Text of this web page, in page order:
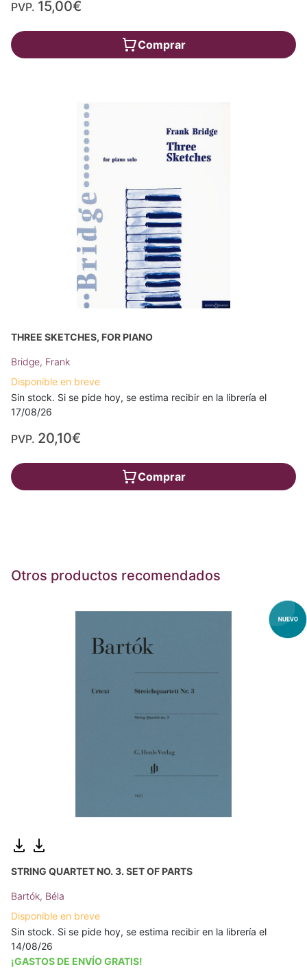
PVP. 15,00€
Comprar
THREE SKETCHES, FOR PIANO
Bridge, Frank
Disponible en breve
Sin stock. Si se pide hoy, se estima recibir en la librería el
17/08/26
PVP. 20,10€
Comprar
Otros productos recomendados
STRING QUARTET NO. 3. SET OF PARTS
Bartók, Béla
Disponible en breve
Sin stock. Si se pide hoy, se estima recibir en la librería el
14/08/26
¡GASTOS DE ENVÍO GRATIS!